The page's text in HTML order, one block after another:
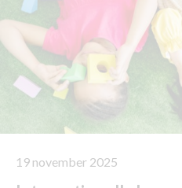
19 november 2025